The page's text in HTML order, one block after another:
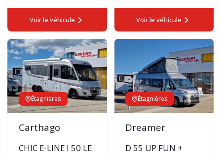
Voir le véhicule Voir le véhicule
Étagnières
Carthago
CHIC E-LINE I 50 LE
Étagnières
Dreamer
D 55 UP FUN +